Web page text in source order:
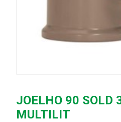
JOELHO 90 SOLD
MULTILIT